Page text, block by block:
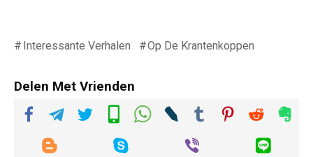
Interessante Verhalen Op De Krantenkoppen
Delen Met Vrienden